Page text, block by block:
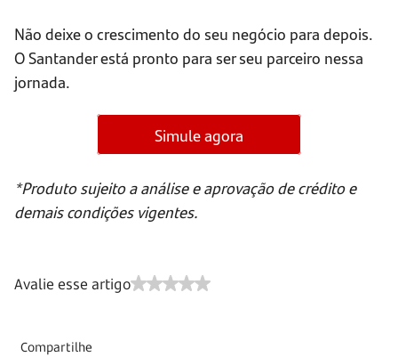
Não deixe o crescimento do seu negócio para depois.
O Santander está pronto para ser seu parceiro nessa
jornada.
Simule agora
*Produto sujeito a análise e aprovação de crédito e
demais condições vigentes.
Avalie esse artigo
Compartilhe